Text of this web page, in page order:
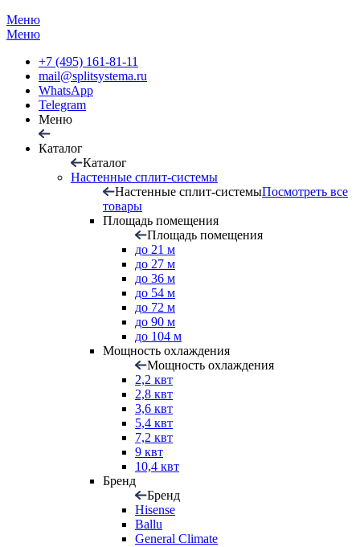
Меню
Меню
+7 (495) 161-81-11
mail@splitsystema.ru
WhatsApp
Telegram
Меню
Каталог
Каталог
Настенные сплит-системы
Настенные сплит-системыПосмотреть все
товары
Площадь помещения
Площадь помещения
до 21 м
до 27 м
до 36 м
до 54 м
до 72 м
до 90 м
до 104 м
Мощность охлаждения
Мощность охлаждения
2,2 квт
2,8 квт
3,6 квт
5,4 квт
7,2 квт
9 квт
10,4 квт
Бренд
Бренд
Hisense
Ballu
General Climate